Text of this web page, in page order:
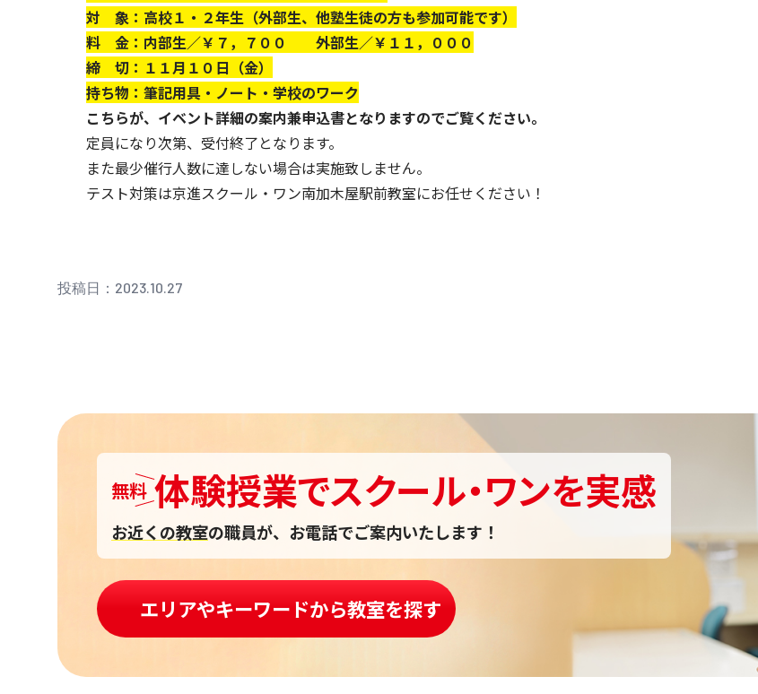
対 象：高校１・２年生（外部生、他塾生徒の方も参加可能です）
料 金：内部生／￥７，７００ 外部生／￥１１，０００
締 切：１１月１０日（金）
持ち物：筆記用具・ノート・学校のワーク
こちらが、イベント詳細の案内兼申込書となりますのでご覧ください。
定員になり次第、受付終了となります。
また最少催行人数に達しない場合は実施致しません。
テスト対策は京進スクール・ワン南加木屋駅前教室にお任せください！
投稿日：2023.10.27
無料 体験授業でスクール・ワンを実感
お近くの教室の職員が、お電話でご案内いたします！
エリアやキーワードから教室を探す